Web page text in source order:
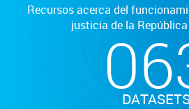
Recursos acerca del
justicia de la